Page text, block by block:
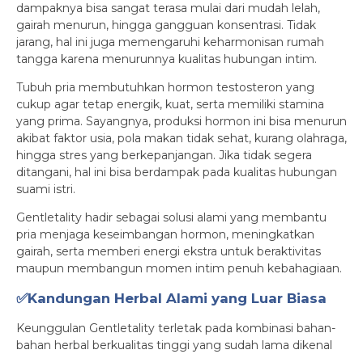
dampaknya bisa sangat terasa mulai dari mudah lelah,
gairah menurun, hingga gangguan konsentrasi. Tidak
jarang, hal ini juga memengaruhi keharmonisan rumah
tangga karena menurunnya kualitas hubungan intim.
Tubuh pria membutuhkan hormon testosteron yang
cukup agar tetap energik, kuat, serta memiliki stamina
yang prima. Sayangnya, produksi hormon ini bisa menurun
akibat faktor usia, pola makan tidak sehat, kurang olahraga,
hingga stres yang berkepanjangan. Jika tidak segera
ditangani, hal ini bisa berdampak pada kualitas hubungan
suami istri.
Gentletality hadir sebagai solusi alami yang membantu
pria menjaga keseimbangan hormon, meningkatkan
gairah, serta memberi energi ekstra untuk beraktivitas
maupun membangun momen intim penuh kebahagiaan.
✅Kandungan Herbal Alami yang Luar Biasa
Keunggulan Gentletality terletak pada kombinasi bahan-
bahan herbal berkualitas tinggi yang sudah lama dikenal